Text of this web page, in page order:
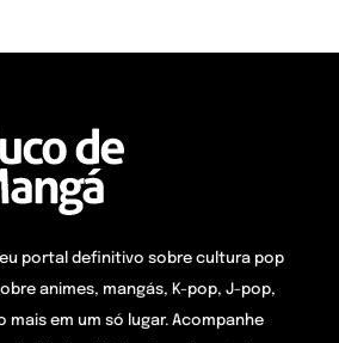
portal definitivo sobre cultura pop
animes, mangás, K-pop, J-pop,
mais em um só lugar. Acompanhe